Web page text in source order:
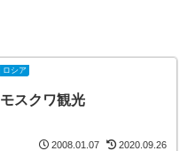
ロシア
モスクワ観光
2008.01.07 2020.09.26